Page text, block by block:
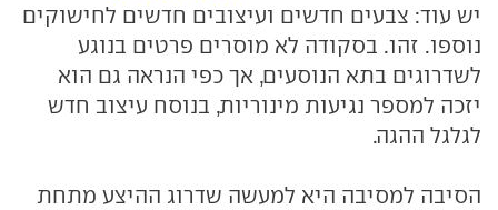
יש עוד: צבעים חדשים ועיצובים חדשים לחישוקים
נוספו. זהו. בסקודה לא מוסרים פרטים בנוגע
לשדרוגים בתא הנוסעים, אך כפי הנראה גם הוא
יזכה למספר נגיעות מינוריות, בנוסח עיצוב חדש
לגלגל ההגה.
הסיבה למסיבה היא למעשה שדרוג ההיצע מתחת